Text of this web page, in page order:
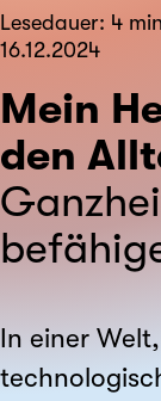
Lesedauer: 4 min
16.12.2024
Mein
den
In einer